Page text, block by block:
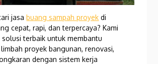
jasabuang sampah proyek di
cepat, rapi, dan terpercaya? Kami
solusi terbaik untuk membantu
proyek bangunan, renovasi,
dengan sistem kerja